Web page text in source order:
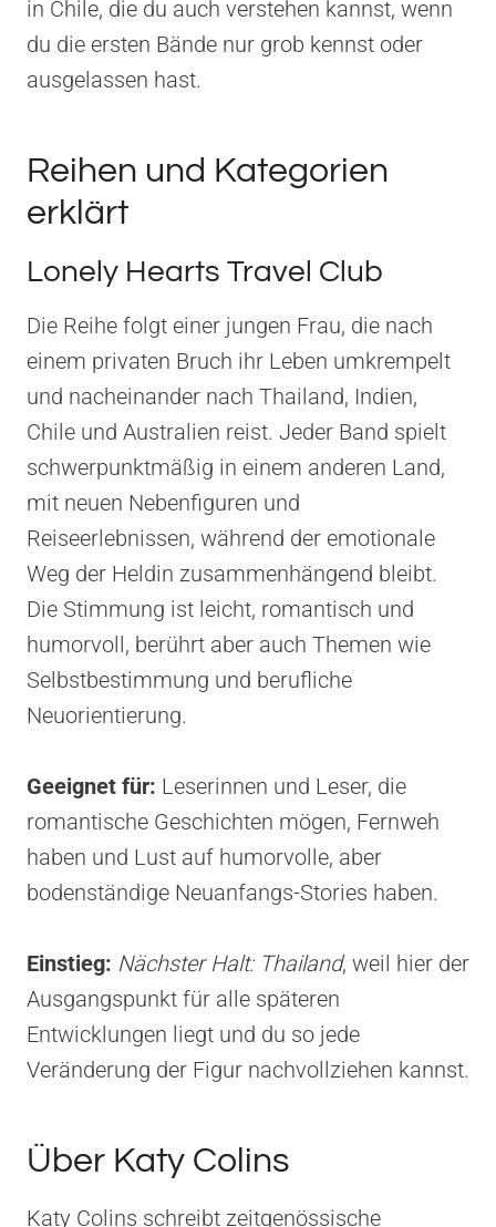
in Chile, die du auch verstehen kannst, wenn
du die ersten Bände nur grob kennst oder
ausgelassen hast.
Reihen und Kategorien
erklärt
Lonely Hearts Travel Club
Die Reihe folgt einer jungen Frau, die nach
einem privaten Bruch ihr Leben umkrempelt
und nacheinander nach Thailand, Indien,
Chile und Australien reist. Jeder Band spielt
schwerpunktmäßig in einem anderen Land,
mit neuen Nebenfiguren und
Reiseerlebnissen, während der emotionale
Weg der Heldin zusammenhängend bleibt.
Die Stimmung ist leicht, romantisch und
humorvoll, berührt aber auch Themen wie
Selbstbestimmung und berufliche
Neuorientierung.
Geeignet für: Leserinnen und Leser, die
romantische Geschichten mögen, Fernweh
haben und Lust auf humorvolle, aber
bodenständige Neuanfangs-Stories haben.
Einstieg: Nächster Halt: Thailand, weil hier der
Ausgangspunkt für alle späteren
Entwicklungen liegt und du so jede
Veränderung der Figur nachvollziehen kannst.
Über Katy Colins
Katy Colins schreibt zeitgenössische